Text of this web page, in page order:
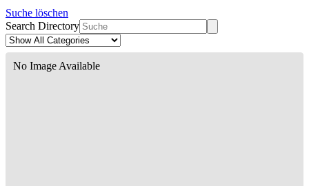
Suche löschen
Search Directory
No Image Available